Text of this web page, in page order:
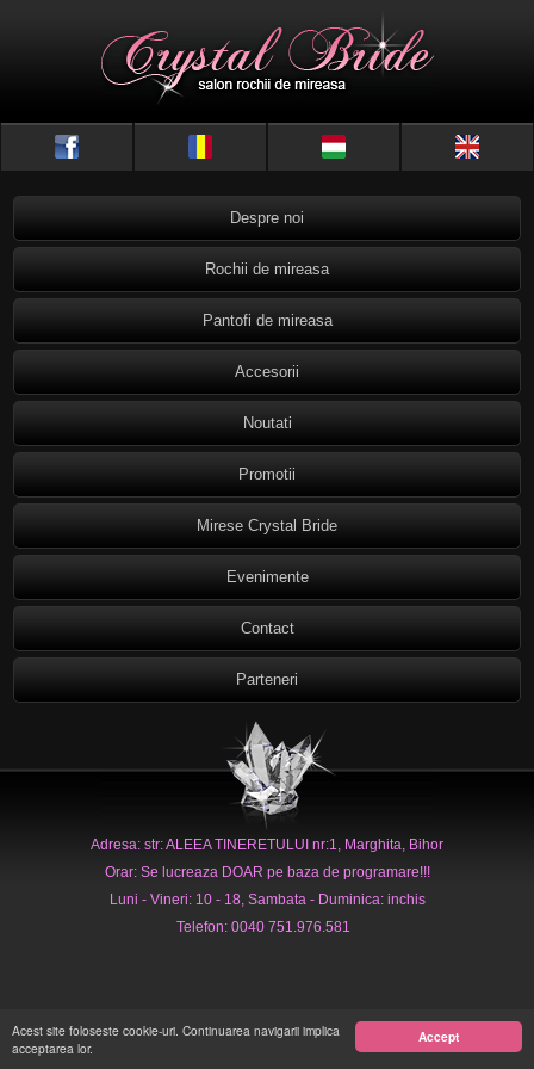
Accept
Acest site foloseste cookie-uri. Continuarea navigarii implica
acceptarea lor.
Despre noi
Rochii de mireasa
Pantofi de mireasa
Accesorii
Noutati
Promotii
Mirese Crystal Bride
Evenimente
Contact
Parteneri
Adresa: str: ALEEA TINERETULUI nr:1, Marghita, Bihor
Orar: Se lucreaza DOAR pe baza de programare!!!
Luni - Vineri: 10 - 18, Sambata - Duminica: inchis
Telefon: 0040 751.976.581